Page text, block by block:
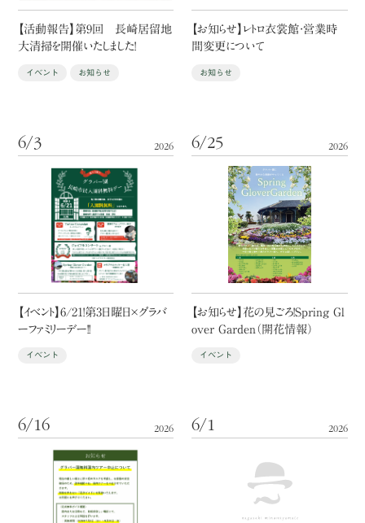
【活動報告】第9回 長崎居留地
大清掃を開催いたしました！
イベント お知らせ
【お知らせ】レトロ衣裳館・営業時
間変更について
お知らせ
【イベント】6/21！第3日曜日×グラバ
ーファミリーデー！！
2026
6/3
イベント
【お知らせ】花の見ごろ！Spring Gl
over Garden（開花情報）
2026
6/25
イベント
2026
6/16 2026
6/1